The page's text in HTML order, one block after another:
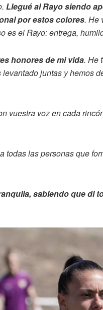
Llegué al Rayo siendo
por estos colores. He
es el Rayo: entrega,
honores de mi vida. He
juntas y hemos
vuestra voz en cada
todas las personas que
sabiendo que di